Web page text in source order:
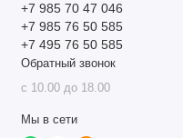
+7 985 70 47 046
+7 985 76 50 585
+7 495 76 50 585
Обратный звонок
с 10.00 до 18.00
Мы в сети